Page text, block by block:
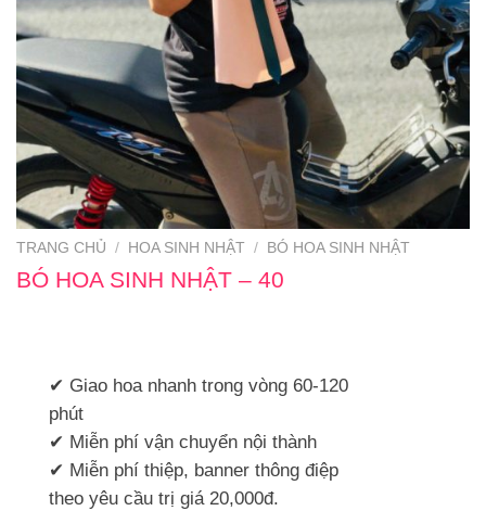
TRANG CHỦ / HOA SINH NHẬT / BÓ HOA SINH NHẬT
BÓ HOA SINH NHẬT – 40
✔ Giao hoa nhanh trong vòng 60-120
phút
✔ Miễn phí vận chuyển nội thành
✔ Miễn phí thiệp, banner thông điệp
theo yêu cầu trị giá 20,000đ.